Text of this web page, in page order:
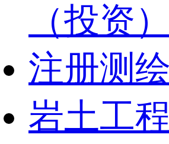
（投资）
注册测
岩土工